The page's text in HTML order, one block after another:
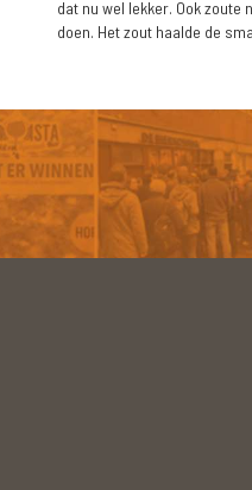
dat nu wel lekker. Ook
doen. Het zout haalde de